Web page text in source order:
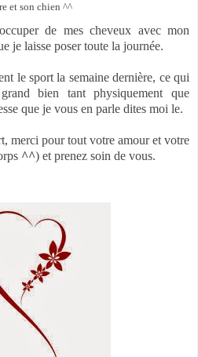
et son chien ^^
de mes cheveux avec mon
je laisse poser toute la journée.
le sport la semaine dernière, ce qui
bien tant physiquement que
que je vous en parle dites moi le.
merci pour tout votre amour et votre
^^) et prenez soin de vous.